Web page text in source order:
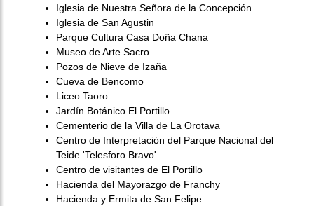
Iglesia de Nuestra Señora de la Concepción
Iglesia de San Agustin
Parque Cultura Casa Doña Chana
Museo de Arte Sacro
Pozos de Nieve de Izaña
Cueva de Bencomo
Liceo Taoro
Jardín Botánico El Portillo
Cementerio de la Villa de La Orotava
Centro de Interpretación del Parque Nacional del
Teide 'Telesforo Bravo'
Centro de visitantes de El Portillo
Hacienda del Mayorazgo de Franchy
Hacienda y Ermita de San Felipe